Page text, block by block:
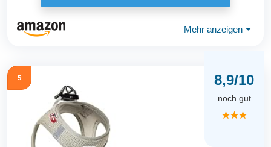
Mehr anzeigen ⏷
5 8,9/10
noch gut
★★★